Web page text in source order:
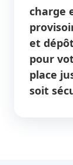
charge
et
pour
place
soit